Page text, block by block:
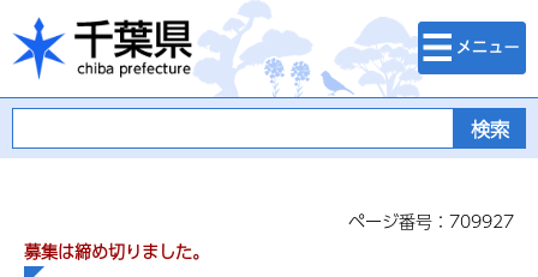
千葉県
検索・メニュ
ー
ページ番号：709927
募集は締め切りました。